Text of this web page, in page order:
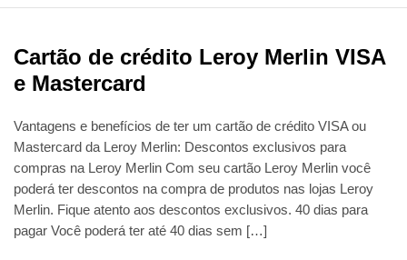
Cartão de crédito Leroy Merlin VISA
e Mastercard
Vantagens e benefícios de ter um cartão de crédito VISA ou
Mastercard da Leroy Merlin: Descontos exclusivos para
compras na Leroy Merlin Com seu cartão Leroy Merlin você
poderá ter descontos na compra de produtos nas lojas Leroy
Merlin. Fique atento aos descontos exclusivos. 40 dias para
pagar Você poderá ter até 40 dias sem […]